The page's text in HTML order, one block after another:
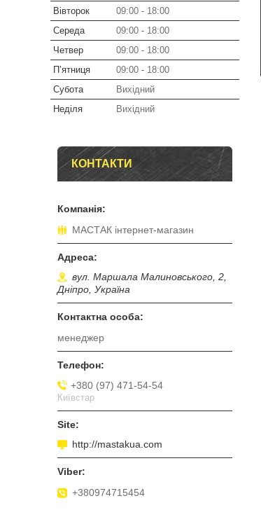
Вівторок
09:00
18:00
Середа
09:00
18:00
Четвер
09:00
18:00
Пʼятниця
09:00
18:00
Субота
Вихідний
Неділя
Вихідний
КОНТАКТИ
МАСТАК інтернет-магазин
вул. Маршала Малиновського, 2,
Дніпро, Україна
менеджер
+380 (97) 471-54-54
Київстар
http://mastakua.com
+380974715454